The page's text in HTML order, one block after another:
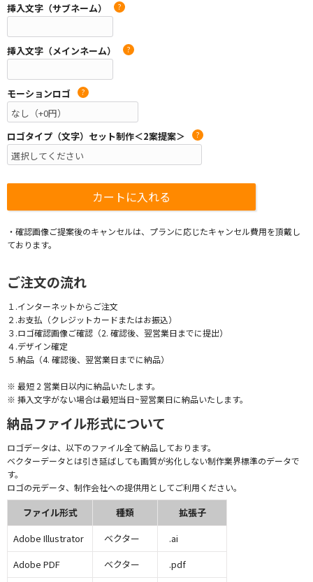
挿入文字（サブネーム） ?
挿入文字（メインネーム） ?
モーションロゴ ?
ロゴタイプ（文字）セット制作＜2案提案＞ ?
・確認画像ご提案後のキャンセルは、プランに応じたキャンセル費用を頂戴し
ております。
ご注文の流れ
１.インターネットからご注文
２.お支払（クレジットカードまたはお振込）
３.ロゴ確認画像ご確認（2. 確認後、翌営業日までに提出）
４.デザイン確定
５.納品（4. 確認後、翌営業日までに納品）
※ 最短 2 営業日以内に納品いたします。
※ 挿入文字がない場合は最短当日~翌営業日に納品いたします。
納品ファイル形式について
ロゴデータは、以下のファイル全て納品しております。
ベクターデータとは引き延ばしても画質が劣化しない制作業界標準のデータで
す。
ロゴの元データ、制作会社への提供用としてご利用ください。
ファイル形式 種類
拡張子
Adobe Illustrator
ベクター
.ai
Adobe PDF
ベクター
.pdf